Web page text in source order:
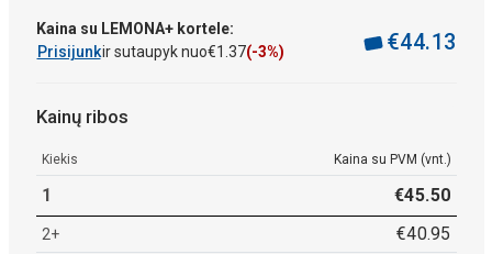
Kaina su LEMONA+ kortele:
Prisijunkir sutaupyk nuo€1 37(-3%) €44.13
Kainų ribos
Kiekis Kaina su PVM (vnt.)
1 €45.50
2+ €40.95